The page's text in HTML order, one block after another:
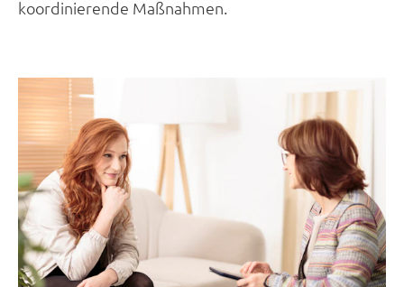
koordinierende Maßnahmen.